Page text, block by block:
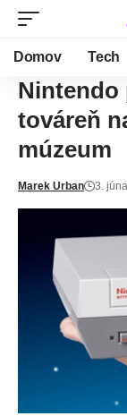
Domov Tech
Nintendo
továreň
múzeum
Marek Urban 3.